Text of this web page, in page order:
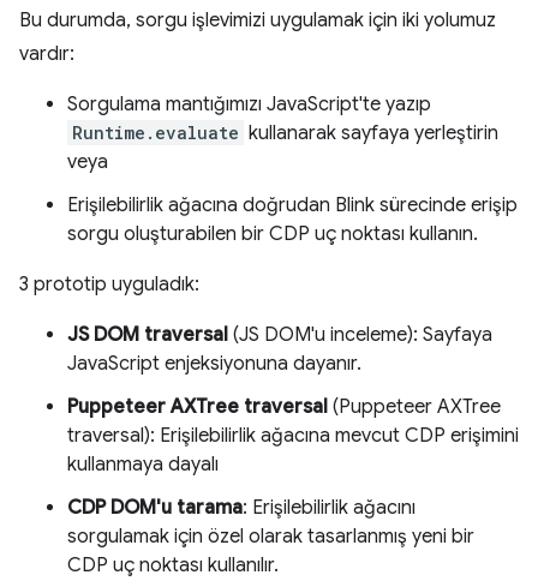
Bu durumda, sorgu işlevimizi uygulamak için iki yolumuz
vardır:
Sorgulama mantığımızı JavaScript'te yazıp
Runtime.evaluate kullanarak sayfaya yerleştirin
veya
Erişilebilirlik ağacına doğrudan Blink sürecinde erişip
sorgu oluşturabilen bir CDP uç noktası kullanın.
3 prototip uyguladık:
JS DOM traversal (JS DOM'u inceleme): Sayfaya
JavaScript enjeksiyonuna dayanır.
Puppeteer AXTree traversal (Puppeteer AXTree
traversal): Erişilebilirlik ağacına mevcut CDP erişimini
kullanmaya dayalı
CDP DOM'u tarama: Erişilebilirlik ağacını
sorgulamak için özel olarak tasarlanmış yeni bir
CDP uç noktası kullanılır.